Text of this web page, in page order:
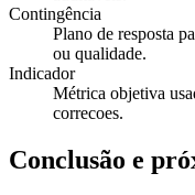
Contingência
Plano de resposta
ou qualidade.
Indicador
Métrica objetiva
correcoes.
Conclusão e